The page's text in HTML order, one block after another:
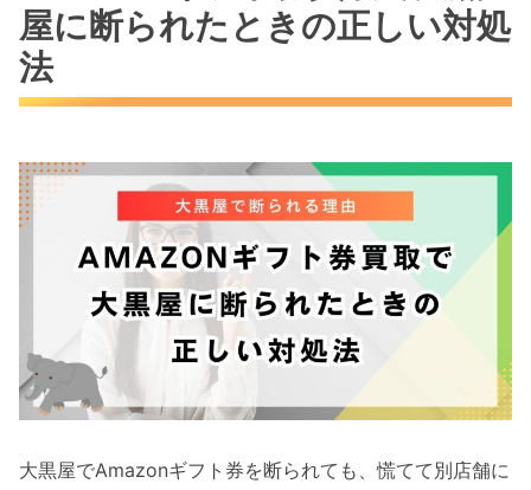
屋に断られたときの正しい対処
法
大黒屋でAmazonギフト券を断られても、慌てて別店舗に